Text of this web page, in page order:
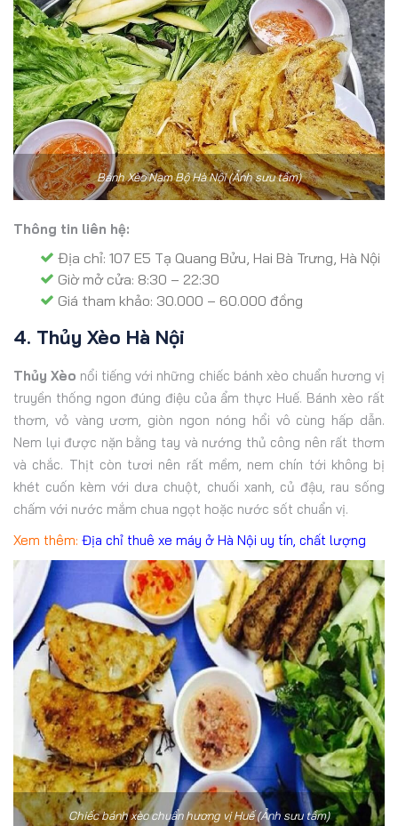
Bánh Xèo Nam Bộ Hà Nội (Ảnh sưu tầm)
Thông tin liên hệ:
Địa chỉ: 107 E5 Tạ Quang Bửu, Hai Bà Trưng, Hà Nội
Giờ mở cửa: 8:30 – 22:30
Giá tham khảo: 30.000 – 60.000 đồng
4. Thủy Xèo Hà Nội
Thủy Xèo nổi tiếng với những chiếc bánh xèo chuẩn hương vị
truyền thống ngon đúng điệu của ẩm thực Huế. Bánh xèo rất
thơm, vỏ vàng ươm, giòn ngon nóng hổi vô cùng hấp dẫn.
Nem lụi được nặn bằng tay và nướng thủ công nên rất thơm
và chắc. Thịt còn tươi nên rất mềm, nem chín tới không bị
khét cuốn kèm với dưa chuột, chuối xanh, củ đậu, rau sống
chấm với nước mắm chua ngọt hoặc nước sốt chuẩn vị.
Xem thêm: Địa chỉ thuê xe máy ở Hà Nội uy tín, chất lượng
Chiếc bánh xèo chuẩn hương vị Huế (Ảnh sưu tầm)